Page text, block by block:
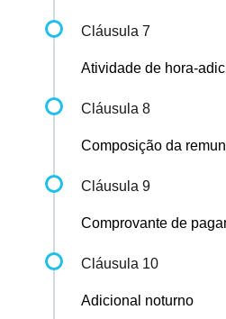
Cláusula 7
Atividade de hora-
Cláusula 8
Composição da
Cláusula 9
Comprovante de
Cláusula 10
Adicional noturno